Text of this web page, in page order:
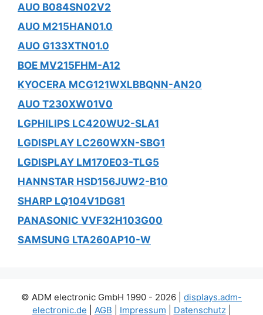
AUO B084SN02V2
AUO M215HAN01.0
AUO G133XTN01.0
BOE MV215FHM-A12
KYOCERA MCG121WXLBBQNN-AN20
AUO T230XW01V0
LGPHILIPS LC420WU2-SLA1
LGDISPLAY LC260WXN-SBG1
LGDISPLAY LM170E03-TLG5
HANNSTAR HSD156JUW2-B10
SHARP LQ104V1DG81
PANASONIC VVF32H103G00
SAMSUNG LTA260AP10-W
© ADM electronic GmbH 1990 - 2026 | displays.adm-
electronic.de
AGB Impressum Datenschutz|